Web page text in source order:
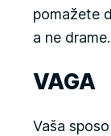
pomažete
a ne drame.
VAGA
Vaša